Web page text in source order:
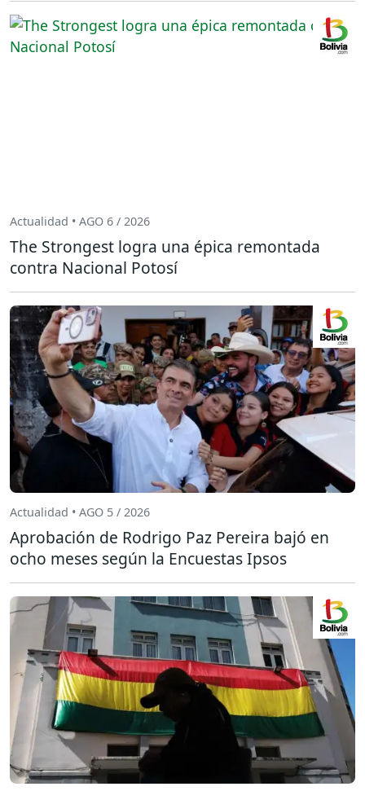
Actualidad • AGO 6 / 2026
The Strongest logra una épica remontada
contra Nacional Potosí
Actualidad • AGO 5 / 2026
Aprobación de Rodrigo Paz Pereira bajó en
ocho meses según la Encuestas Ipsos